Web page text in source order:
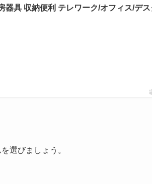
器具 収納便利 テレワーク/オフィス/デス
選びましょう。